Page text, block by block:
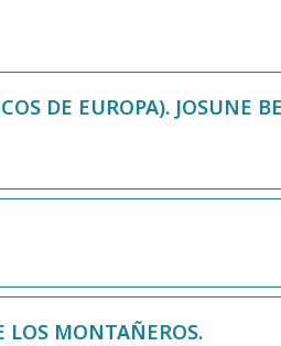
DE EUROPA). JOSUNE
LOS MONTAÑEROS.